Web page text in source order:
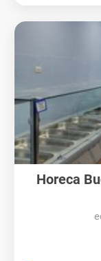
Horeca